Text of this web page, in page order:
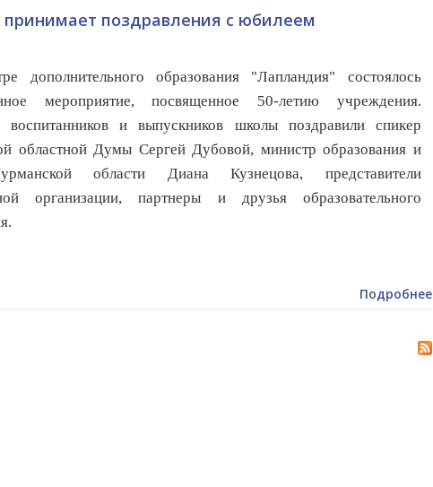
поздравления с юбилеем
дополнительного образования "Лапландия" состоялось
мероприятие, посвященное 50-летию учреждения.
воспитанников и выпускников школы поздравили спикер
областной Думы Сергей Дубовой, министр образования и
области Диана Кузнецова, представители
организации, партнеры и друзья образовательного
Подробнее